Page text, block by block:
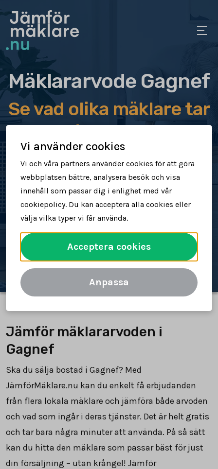
Mäklararvode Gagnef
Se vad olika mäklare tar
i arvode
Jämför mäklararvoden
Se vad mäklare tar för att sälja din
bostad
Spara tid och pengar
Jämför mäklararvoden
Jämför mäklararvoden i
Gagnef
Ska du sälja bostad i Gagnef? Med
JämförMäklare.nu kan du enkelt få erbjudanden
från flera lokala mäklare och jämföra både arvoden
och vad som ingår i deras tjänster. Det är helt gratis
och tar bara några minuter att använda. På så sätt
kan du hitta den mäklare som passar bäst för just
din försäljning – utan krångel! Jämför
Vi använder cookies
Vi och våra partners använder cookies för att göra
webbplatsen bättre, analysera besök och visa
innehåll som passar dig i enlighet med vår
cookiepolicy. Du kan acceptera alla cookies eller
välja vilka typer vi får använda.
Acceptera cookies
Anpassa